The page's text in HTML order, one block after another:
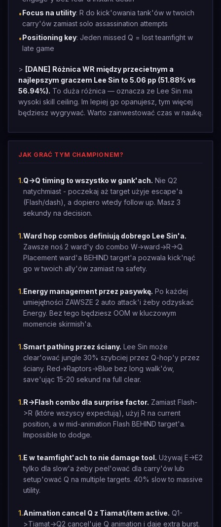
•Focus na utility: R do kick'owania tank'ów w twoich
carry'ów zamiast solo assassination attempts
•Positioning key: Jeden missed Q = lost teamfight w
late game
> [DANE] Różnica WR między przecietnym a
najlepszym graczem Lee Sin to 5.06 pp (51.88% vs
56.94%). To duża różnica — oznacza ze Lee Sin ma
wysoki skill ceiling. Im lepiej go opanujesz, tym więcej
będziesz wygrywać. Warto zainwestować czas w naukę.
JAK GRAĆ TYM CHAMPIONEM?
1.Q->Q timing to wszystko w gank'ach. Nie Q2
natychmiast - poczekaj aż target użyje escape'a
(Flash/dash), a dopiero wtedy follow up. Masz 3
sekundy na decision.
1.Ward hop combos definiują dobrego Lee Sin'a.
Zawsze noś 2 ward'y do combo W->ward->R->Q.
Placement ward'a BEHIND target'a pozwala kick'nąć
go w twoich ally'ów zamiast na safety.
1.Energy management przez pasywkę. Po każdej
umiejętności ZAWSZE 2 auto attack'i żeby odzyskać
Energy. Bez tego będziesz OOM w kluczowym
momencie skirmish'a.
1.Smart pathing przez ściany. Lee Sin może
clear'ować jungle 30% szybciej przez Q-hop'y przez
ściany. Red->Raptors->Blue bez long walk'ów,
save'ując 15-20 sekund na full clear.
1.R->Flash combo dla surprise factor. Zamiast Flash-
>R (które wszyscy expectują), użyj R na current
position, a w mid-animation Flash BEHIND target'a.
Impossible to dodge.
1.E w teamfight'ach to nie damage tool. Używaj E->E2
tylko dla slow'a żeby peel'ować dla carry'ów lub
setup'ować Q na multiple targets. 40% slow to massive
utility.
1.Animation cancel Q z Tiamat/item active. Q1-
>Tiamat->Q2 cancel'uje Q animation i daje extra burst.